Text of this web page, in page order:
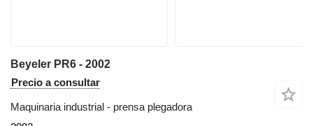
Beyeler PR6 - 2002
Precio a consultar
Maquinaria industrial - prensa plegadora